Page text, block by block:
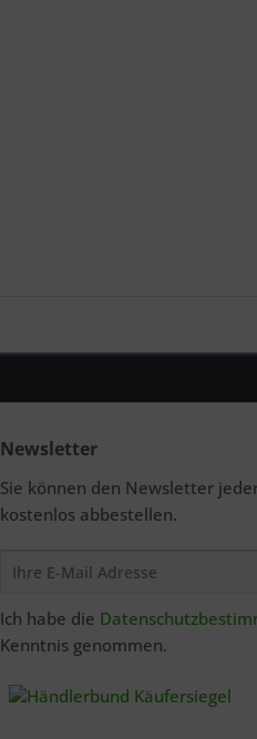
Newsletter
Sie können den Newsletter
kostenlos abbestellen.
Ich habe die
Kenntnis genommen.